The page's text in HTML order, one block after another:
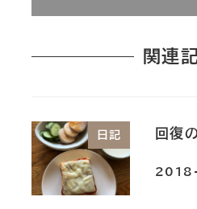
関連
日記 回復